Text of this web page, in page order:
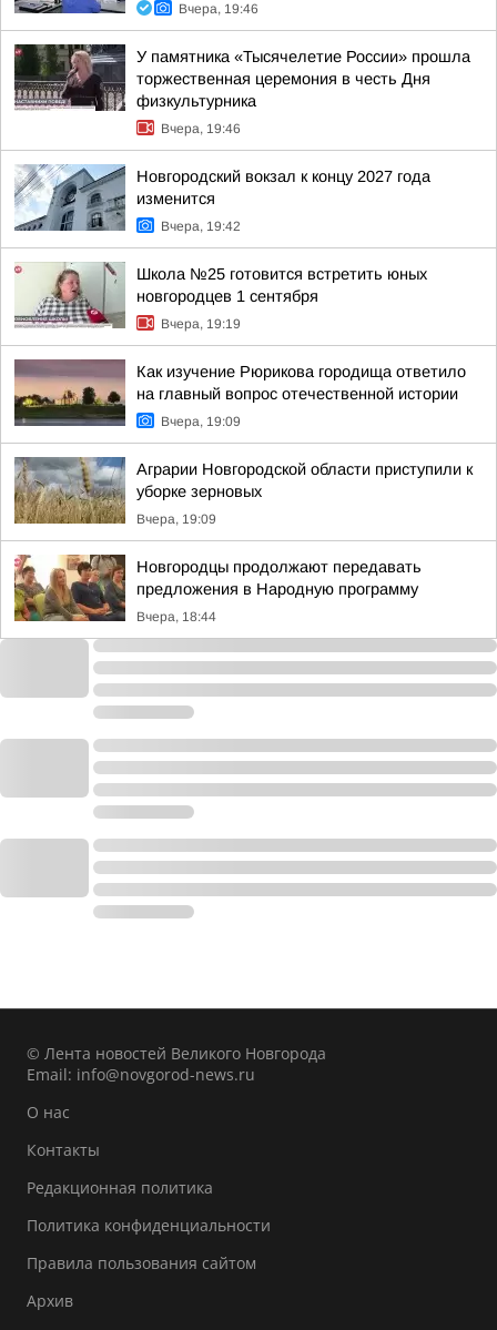
Вчера, 19:46
У памятника «Тысячелетие России» прошла
торжественная церемония в честь Дня
физкультурника
Вчера, 19:46
Новгородский вокзал к концу 2027 года
изменится
Вчера, 19:42
Школа №25 готовится встретить юных
новгородцев 1 сентября
Вчера, 19:19
Как изучение Рюрикова городища ответило
на главный вопрос отечественной истории
Вчера, 19:09
Аграрии Новгородской области приступили к
уборке зерновых
Вчера, 19:09
Новгородцы продолжают передавать
предложения в Народную программу
Вчера, 18:44
© Лента новостей Великого Новгорода
Email: info@novgorod-news.ru
О нас
Контакты
Редакционная политика
Политика конфиденциальности
Правила пользования сайтом
Архив